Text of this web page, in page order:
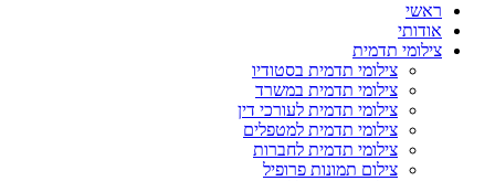
ראשי
אודותי
צילומי תדמית
צילומי תדמית בסטודיו
צילומי תדמית במשרד
צילומי תדמית לעורכי דין
צילומי תדמית למטפלים
צילומי תדמית לחברות
צילום תמונות פרופיל